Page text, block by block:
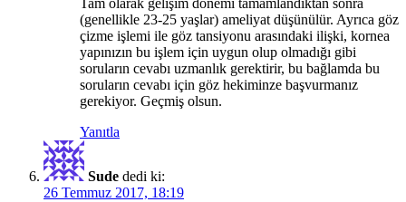
Tam olarak gelişim dönemi tamamlandıktan sonra
(genellikle 23-25 yaşlar) ameliyat düşünülür. Ayrıca göz
çizme işlemi ile göz tansiyonu arasındaki ilişki, kornea
yapınızın bu işlem için uygun olup olmadığı gibi
soruların cevabı uzmanlık gerektirir, bu bağlamda bu
soruların cevabı için göz hekiminze başvurmanız
gerekiyor. Geçmiş olsun.
Yanıtla
Sude dedi ki:
26 Temmuz 2017, 18:19